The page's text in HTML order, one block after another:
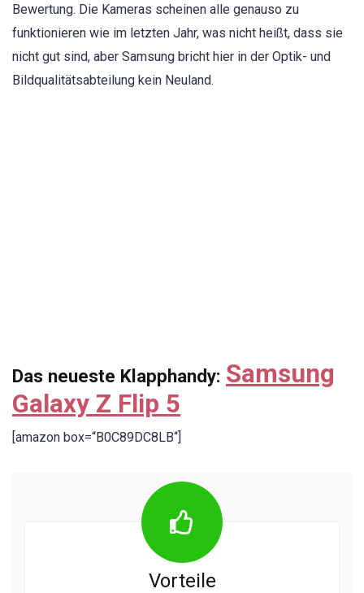
Bewertung. Die Kameras scheinen alle genauso zu
funktionieren wie im letzten Jahr, was nicht heißt, dass sie
nicht gut sind, aber Samsung bricht hier in der Optik- und
Bildqualitätsabteilung kein Neuland.
Das neueste Klapphandy: Samsung
Galaxy Z Flip 5
[amazon box=“B0C89DC8LB“]
Vorteile